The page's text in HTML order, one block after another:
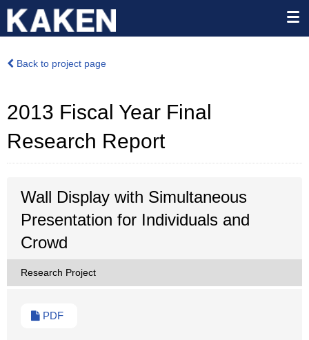
Back to project page
2013 Fiscal Year Final
Research Report
Wall Display with Simultaneous
Presentation for Individuals and
Crowd
Research Project
PDF